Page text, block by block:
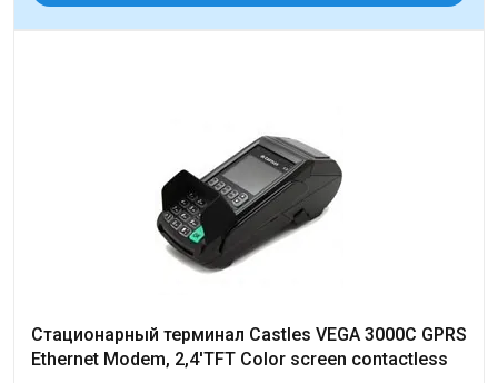
Стационарный терминал Castles VEGA 3000C GPRS
Ethernet Modem, 2,4'TFT Color screen contactless